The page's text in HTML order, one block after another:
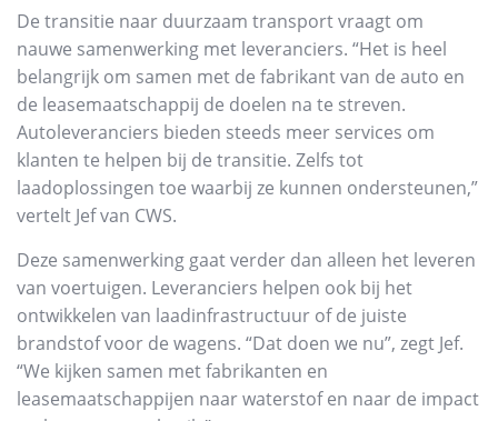
De transitie naar duurzaam transport vraagt om
nauwe samenwerking met leveranciers. “Het is heel
belangrijk om samen met de fabrikant van de auto en
de leasemaatschappij de doelen na te streven.
Autoleveranciers bieden steeds meer services om
klanten te helpen bij de transitie. Zelfs tot
laadoplossingen toe waarbij ze kunnen ondersteunen,”
vertelt Jef van CWS.
Deze samenwerking gaat verder dan alleen het leveren
van voertuigen. Leveranciers helpen ook bij het
ontwikkelen van laadinfrastructuur of de juiste
brandstof voor de wagens. “Dat doen we nu”, zegt Jef.
“We kijken samen met fabrikanten en
leasemaatschappijen naar waterstof en naar de impact